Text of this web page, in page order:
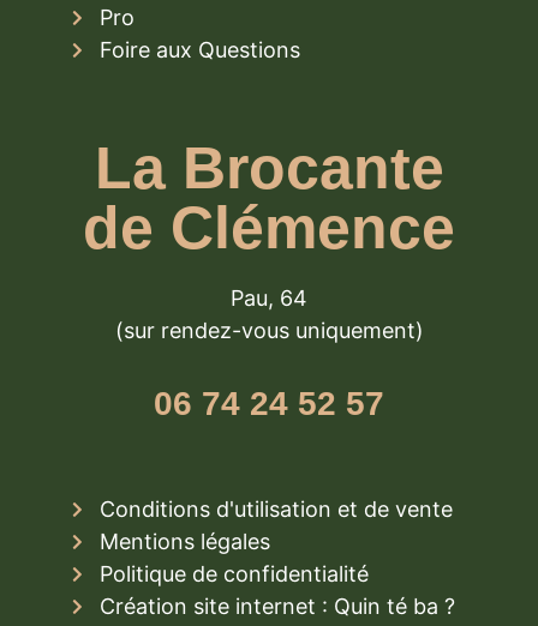
Pro
Foire aux Questions
La Brocante
de Clémence
Pau, 64
(sur rendez-vous uniquement)
06 74 24 52 57
Conditions d'utilisation et de vente
Mentions légales
Politique de confidentialité
Création site internet : Quin té ba ?